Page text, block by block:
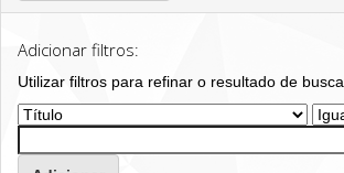
Adicionar filtros:
Utilizar filtros para refinar o resultado de busca.